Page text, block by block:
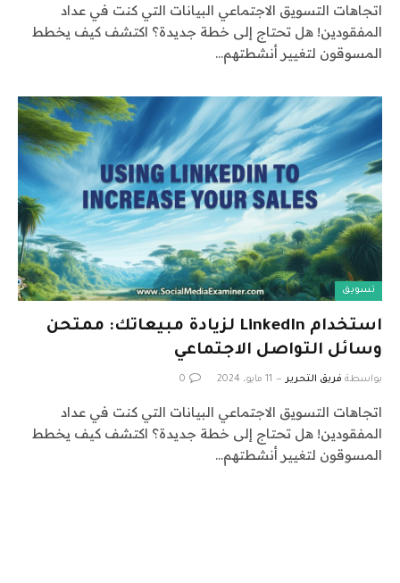
اتجاهات التسويق الاجتماعي البيانات التي كنت في عداد
المفقودين! هل تحتاج إلى خطة جديدة؟ اكتشف كيف يخطط
المسوقون لتغيير أنشطتهم…
تسويق
استخدام LinkedIn لزيادة مبيعاتك: ممتحن
وسائل التواصل الاجتماعي
بواسطة فريق التحرير 11 مايو، 2024 0
اتجاهات التسويق الاجتماعي البيانات التي كنت في عداد
المفقودين! هل تحتاج إلى خطة جديدة؟ اكتشف كيف يخطط
المسوقون لتغيير أنشطتهم…